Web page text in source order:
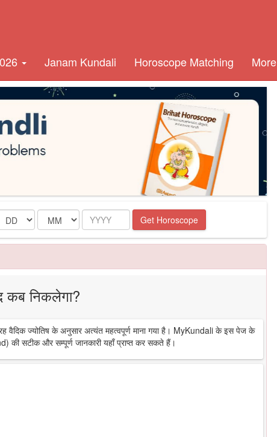
Janam Kundali Horoscope Matching More
Month Year Get Horoscope
निकलेगा?
वैदिक ज्योतिष के अनुसार अत्यंत महत्वपूर्ण माना गया है। MyKundali के इस पेज के
की सटीक और सम्पूर्ण जानकारी यहाँ प्राप्त कर सकते हैं।